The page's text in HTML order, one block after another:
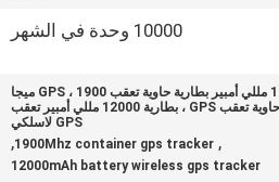
10000 وحدة في الشهر
12000 مللي أمبير بطارية حاوية تعقب GPS ، 1900 ميجا
هرتز حاوية تعقب GPS ، بطارية 12000 مللي أمبير تعقب
GPS لاسلكي
,
1900Mhz container gps tracker
,
12000mAh battery wireless gps tracker